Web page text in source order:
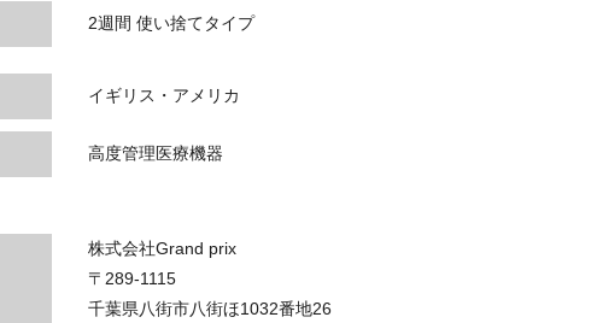
2週間 使い捨てタイプ
イギリス・アメリカ
高度管理医療機器
株式会社Grand prix
〒289-1115
千葉県八街市八街ほ1032番地26